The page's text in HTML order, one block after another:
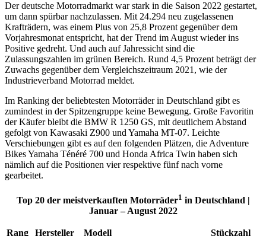
Der deutsche Motorradmarkt war stark in die Saison 2022 gestartet,
um dann spürbar nachzulassen. Mit 24.294 neu zugelassenen
Krafträdern, was einem Plus von 25,8 Prozent gegenüber dem
Vorjahresmonat entspricht, hat der Trend im August wieder ins
Positive gedreht. Und auch auf Jahressicht sind die
Zulassungszahlen im grünen Bereich. Rund 4,5 Prozent beträgt der
Zuwachs gegenüber dem Vergleichszeitraum 2021, wie der
Industrieverband Motorrad meldet.
Im Ranking der beliebtesten Motorräder in Deutschland gibt es
zumindest in der Spitzengruppe keine Bewegung. Große Favoritin
der Käufer bleibt die BMW R 1250 GS, mit deutlichem Abstand
gefolgt von Kawasaki Z900 und Yamaha MT-07. Leichte
Verschiebungen gibt es auf den folgenden Plätzen, die Adventure
Bikes Yamaha Ténéré 700 und Honda Africa Twin haben sich
nämlich auf die Positionen vier respektive fünf nach vorne
gearbeitet.
Top 20 der meistverkauften Motorräder1 in Deutschland |
Januar – August 2022
Rang Hersteller Modell Stückzahl